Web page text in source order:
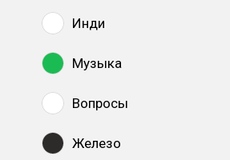
Инди
Музыка
Вопросы
Железо